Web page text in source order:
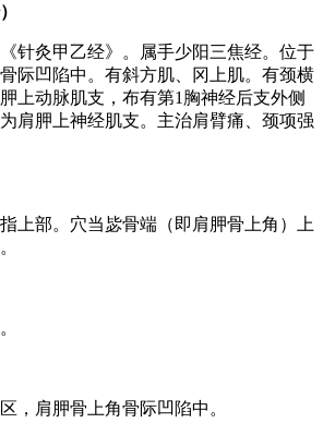
针灸甲乙经》。属手少阳三焦经。位于
际凹陷中。有斜方肌、冈上肌。有颈横
上动脉肌支，布有第1胸神经后支外侧
肩胛上神经肌支。主治肩臂痛、颈项强
上部。穴当毖骨端（即肩胛骨上角）上
，肩胛骨上角骨际凹陷中。